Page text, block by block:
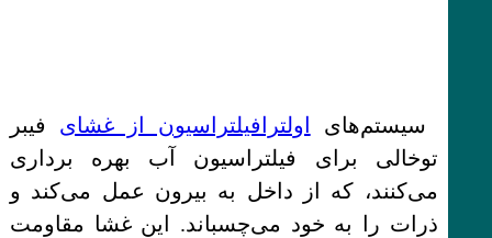
سیستم‌های اولترافیلتراسیون از غشای فیبر
توخالی برای فیلتراسیون آب بهره برداری
می‌کنند، که از داخل به بیرون عمل می‌کند و
ذرات را به خود می‌چسباند. این غشا مقاومت